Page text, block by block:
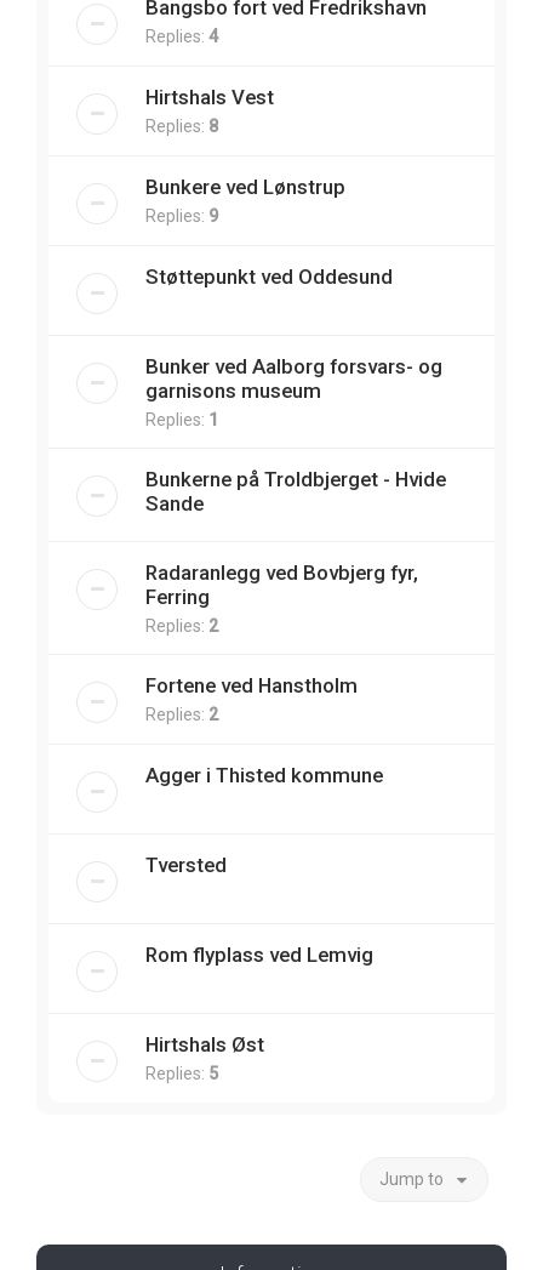
Bangsbo fort ved Fredrikshavn
Replies: 4
Hirtshals Vest
Replies: 8
Bunkere ved Lønstrup
Replies: 9
Støttepunkt ved Oddesund
Bunker ved Aalborg forsvars- og
garnisons museum
Replies: 1
Bunkerne på Troldbjerget - Hvide
Sande
Radaranlegg ved Bovbjerg fyr,
Ferring
Replies: 2
Fortene ved Hanstholm
Replies: 2
Agger i Thisted kommune
Tversted
Rom flyplass ved Lemvig
Hirtshals Øst
Replies: 5
Jump to